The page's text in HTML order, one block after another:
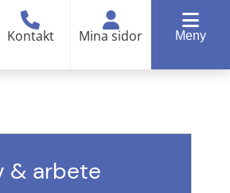
Kontakt Mina sidor Meny
& arbete